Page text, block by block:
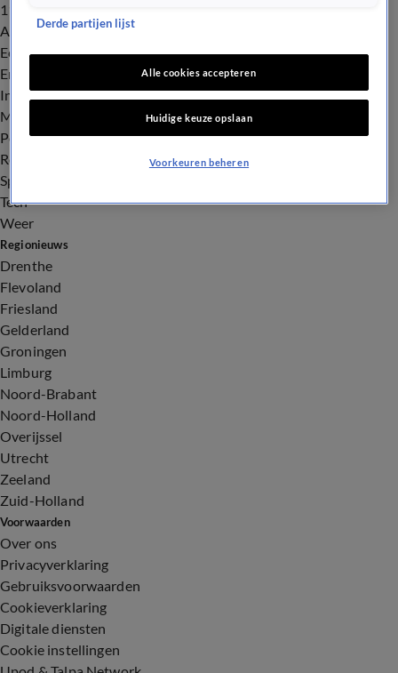
112
Advies & Tips
Economie
Entertainment
Infrastructuur
Milieu en Gezondheid
Politiek
Royalty
Sport
Tech
Weer
Regionieuws
Drenthe
Flevoland
Friesland
Gelderland
Groningen
Limburg
Noord-Brabant
Noord-Holland
Overijssel
Utrecht
Zeeland
Zuid-Holland
Voorwaarden
Over ons
Privacyverklaring
Gebruiksvoorwaarden
Cookieverklaring
Digitale diensten
Cookie instellingen
Derde partijen lijst
Alle cookies accepteren
Huidige keuze opslaan
Voorkeuren beheren